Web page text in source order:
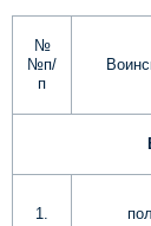
№
№п/
п
1.